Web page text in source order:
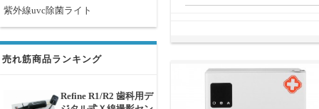
紫外線uvc除菌ライト
売れ筋商品ランキング
Refine R1/R2 歯科用デ